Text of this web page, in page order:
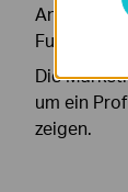
Analyse-
Die
um ein
zeigen.